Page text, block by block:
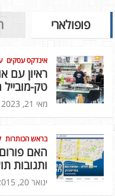
פופולארי
אינדקס עסקים
ראיון עם
טק-מובייל
מאי 21, 2023
בראש הכותרות
האם
ותגובות
ינואר 20, 2015